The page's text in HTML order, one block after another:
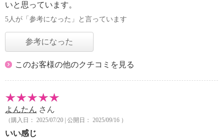
いと思っています。
5人が「参考になった」と言っています
参考になった
このお客様の他のクチコミを見る
よんたん さん
（購入日： 2025/07/20 | 公開日： 2025/09/16 ）
いい感じ